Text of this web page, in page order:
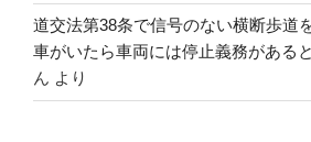
道交法第38条で信号のない横断歩道
車がいたら車両には停止義務がある
ん より